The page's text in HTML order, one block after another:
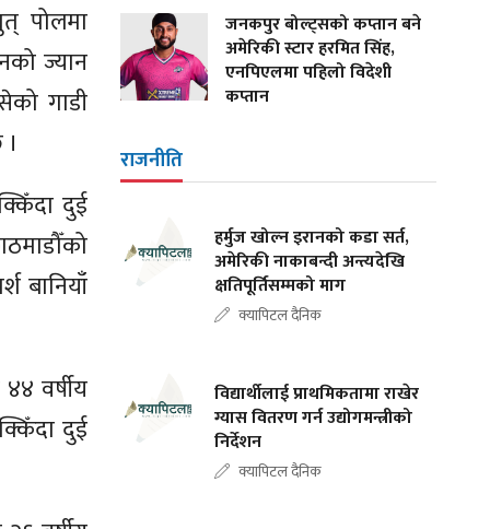
पोलमा
ज्यान
गाडी
दुई
बानियाँ
वर्षीय
दुई
जनकपुर बोल्ट्सको कप्तान बने
अमेरिकी स्टार हरमित सिंह,
एनपिएलमा पहिलो विदेशी
कप्तान
राजनीति
हर्मुज खोल्न इरानको कडा सर्त,
अमेरिकी नाकाबन्दी अन्त्यदेखि
क्षतिपूर्तिसम्मको माग
क्यापिटल दैनिक
विद्यार्थीलाई प्राथमिकतामा राखेर
ग्यास वितरण गर्न उद्योगमन्त्रीको
निर्देशन
क्यापिटल दैनिक